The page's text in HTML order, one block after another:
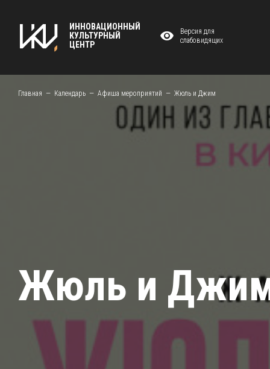
ИННОВАЦИОННЫЙ
КУЛЬТУРНЫЙ
ЦЕНТР
Версия для
слабовидящих
Главная Календарь Афиша мероприятий Жюль и Джим
Жюль и